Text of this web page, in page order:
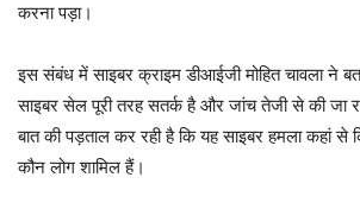
करना पड़ा।
इस संबंध में साइबर क्राइम डीआईजी मोहित चावला ने
साइबर सेल पूरी तरह सतर्क है और जांच तेजी से की जा
बात की पड़ताल कर रही है कि यह साइबर हमला कहां
कौन लोग शामिल हैं।